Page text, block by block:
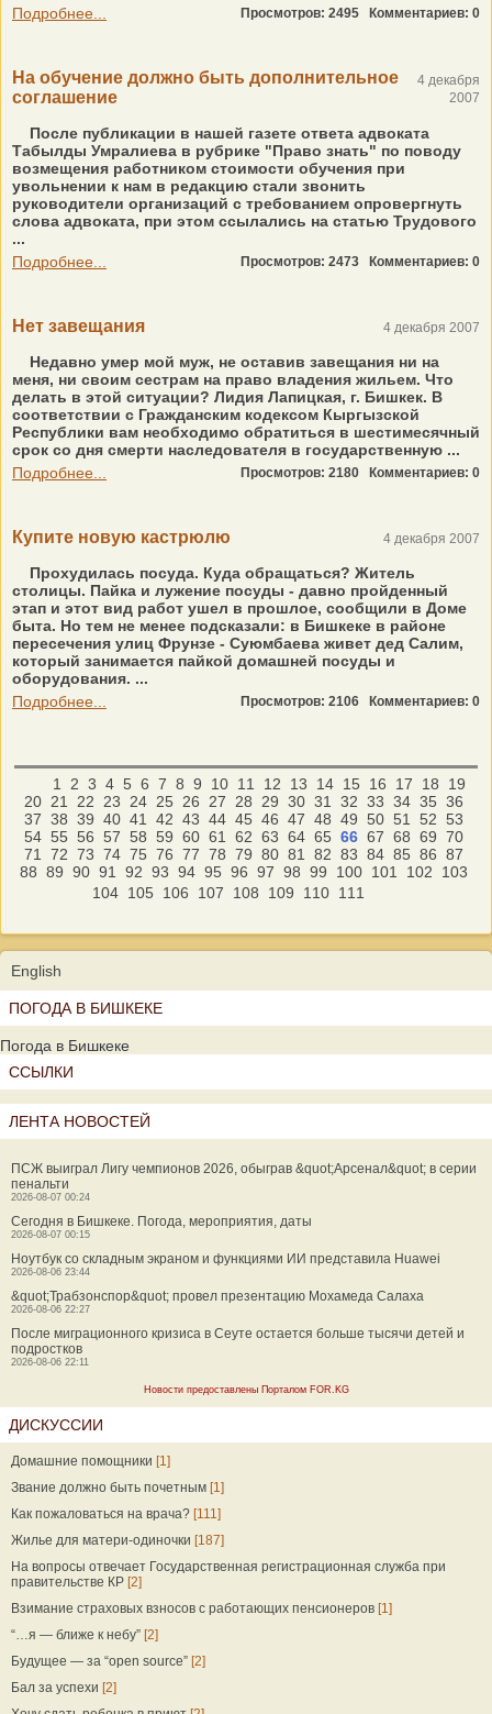
Подробнее...
Просмотров: 2495 Комментариев: 0
На обучение должно быть дополнительное
соглашение
4 декабря
2007
После публикации в нашей газете ответа адвоката
Табылды Умралиева в рубрике "Право знать" по поводу
возмещения работником стоимости обучения при
увольнении к нам в редакцию стали звонить
руководители организаций с требованием опровергнуть
слова адвоката, при этом ссылались на статью Трудового
...
Подробнее...
Просмотров: 2473 Комментариев: 0
Нет завещания 4 декабря 2007
Недавно умер мой муж, не оставив завещания ни на
меня, ни своим сестрам на право владения жильем. Что
делать в этой ситуации? Лидия Лапицкая, г. Бишкек. В
соответствии с Гражданским кодексом Кыргызской
Республики вам необходимо обратиться в шестимесячный
срок со дня смерти наследователя в государственную ...
Подробнее...
Просмотров: 2180 Комментариев: 0
Купите новую кастрюлю 4 декабря 2007
Прохудилась посуда. Куда обращаться? Житель
столицы. Пайка и лужение посуды - давно пройденный
этап и этот вид работ ушел в прошлое, сообщили в Доме
быта. Но тем не менее подсказали: в Бишкеке в районе
пересечения улиц Фрунзе - Суюмбаева живет дед Салим,
который занимается пайкой домашней посуды и
оборудования. ...
Подробнее...
Просмотров: 2106 Комментариев: 0
1 2 3 4 5 6 7 8 9 10 11 12 13 14 15 16 17 18
19
20 21 22 23 24 25 26 27 28 29 30 31 32 33 34 35 36
37 38 39 40 41 42 43 44 45 46 47 48 49 50 51 52 53
54 55 56 57 58 59 60 61 62 63 64 65 66 67 68 69 70
71
72 73 74 75 76 77 78 79 80 81 82 83 84 85 86 87
88 89 90 91 92 93 94 95 96 97 98 99 100 101 102
103
104 105 106 107 108 109 110 111
English
ПОГОДА В БИШКЕКЕ
Погода в Бишкеке
ССЫЛКИ
ЛЕНТА НОВОСТЕЙ
ПСЖ выиграл Лигу чемпионов 2026, обыграв &quot;Арсенал&quot; в серии
пенальти
2026-08-07 00:24
Сегодня в Бишкеке. Погода, мероприятия, даты
2026-08-07 00:15
Ноутбук со складным экраном и функциями ИИ представила Huawei
2026-08-06 23:44
&quot;Трабзонспор&quot; провел презентацию Мохамеда Салаха
2026-08-06 22:27
После миграционного кризиса в Сеуте остается больше тысячи детей и
подростков
2026-08-06 22:11
Новости предоставлены Порталом FOR.KG
ДИСКУССИИ
Домашние помощники [1]
Звание должно быть почетным [1]
Как пожаловаться на врача? [111]
Жилье для матери-одиночки [187]
На вопросы отвечает Государственная регистрационная служба при
правительстве КР [2]
Взимание страховых взносов с работающих пенсионеров [1]
“…я — ближе к небу” [2]
Будущее — за “open source” [2]
Бал за успехи [2]